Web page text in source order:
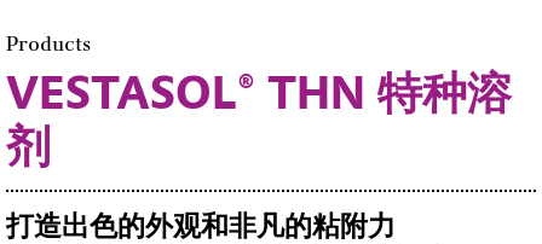
Products
VESTASOL® THN 特种溶
剂
打造出色的外观和非凡的粘附力